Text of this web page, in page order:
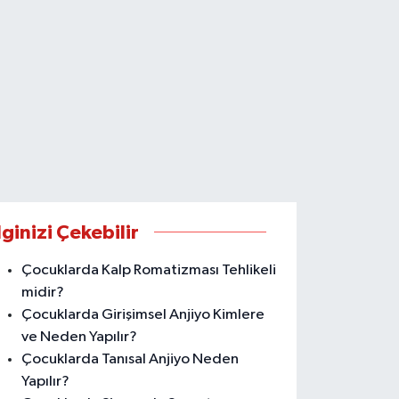
Çekebilir
Çocuklarda Kalp Romatizması Tehlikeli
midir?
Çocuklarda Girişimsel Anjiyo Kimlere
ve Neden Yapılır?
Çocuklarda Tanısal Anjiyo Neden
Yapılır?